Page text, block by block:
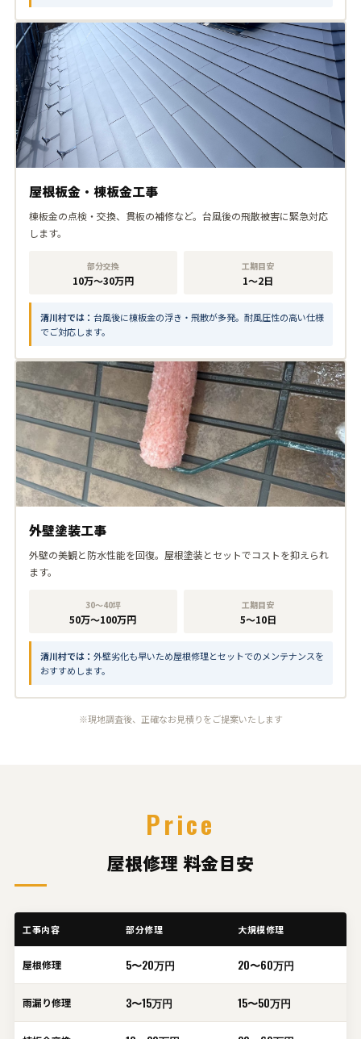
屋根板金・棟板金工事
棟板金の点検・交換、貫板の補修など。台風後の飛散被害に緊急対応
します。
部分交換
10万〜30万円
工期目安
1〜2日
清川村では： 台風後に棟板金の浮き・飛散が多発。耐風圧性の高い仕様
でご対応します。
外壁塗装工事
外壁の美観と防水性能を回復。屋根塗装とセットでコストを抑えられ
ます。
30〜40坪
50万〜100万円
工期目安
5〜10日
清川村では： 外壁劣化も早いため屋根修理とセットでのメンテナンスを
おすすめします。
※現地調査後、正確なお見積りをご提案いたします
Price
屋根修理 料金目安
工事内容 部分修理 大規模修理
屋根修理 5〜20万円 20〜60万円
雨漏り修理 3〜15万円 15〜50万円